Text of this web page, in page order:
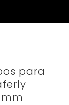
para
mm